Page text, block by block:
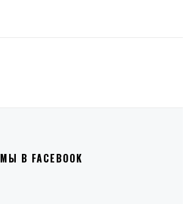
МЫ В FACEBOOK